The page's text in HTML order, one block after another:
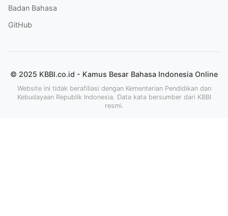
Badan Bahasa
GitHub
© 2025 KBBI.co.id - Kamus Besar Bahasa Indonesia Online
Website ini tidak berafiliasi dengan Kementerian Pendidikan dan
Kebudayaan Republik Indonesia. Data kata bersumber dari KBBI
resmi.